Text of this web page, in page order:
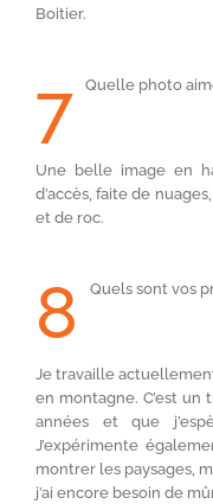
Boitier.
7 Quelle photo
Une belle image en
d’accès, faite de
et de roc.
8 Quels sont vos
Je travaille
en montagne. C’est un
années et que
J’expérimente
montrer les paysages,
j’ai encore besoin de